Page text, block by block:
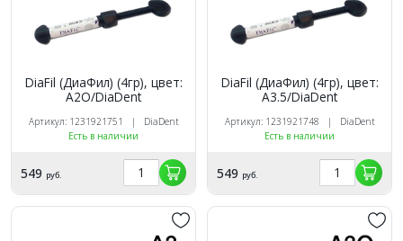
DiaFil (ДиаФил) (4гр), цвет:
А2О/DiaDent
Артикул: 1231921751 | DiaDent
Есть в наличии
549 руб.
DiaFil (ДиаФил) (4гр), цвет:
А3.5/DiaDent
Артикул: 1231921748 | DiaDent
Есть в наличии
549 руб.